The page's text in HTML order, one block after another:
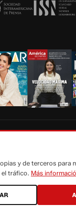
de todos los contenidos
y de terceros para
el tráfico. Más